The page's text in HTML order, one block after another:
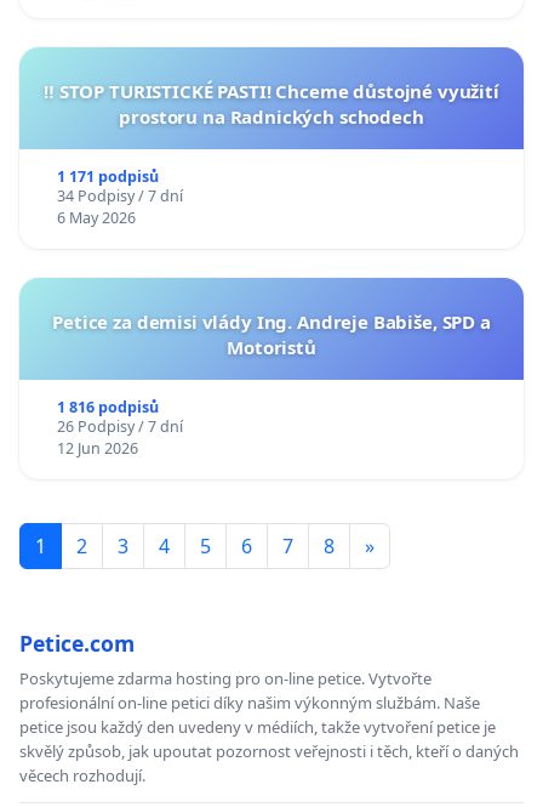
‼️ STOP TURISTICKÉ PASTI! Chceme důstojné využití
prostoru na Radnických schodech
1 171 podpisů
34 Podpisy / 7 dní
6 May 2026
Petice za demisi vlády Ing. Andreje Babiše, SPD a
Motoristů
1 816 podpisů
26 Podpisy / 7 dní
12 Jun 2026
1 2 3 4 5 6 7 8 »
Petice.com
Poskytujeme zdarma hosting pro on-line petice. Vytvořte
profesionální on-line petici díky našim výkonným službám. Naše
petice jsou každý den uvedeny v médiích, takže vytvoření petice je
skvělý způsob, jak upoutat pozornost veřejnosti i těch, kteří o daných
věcech rozhodují.